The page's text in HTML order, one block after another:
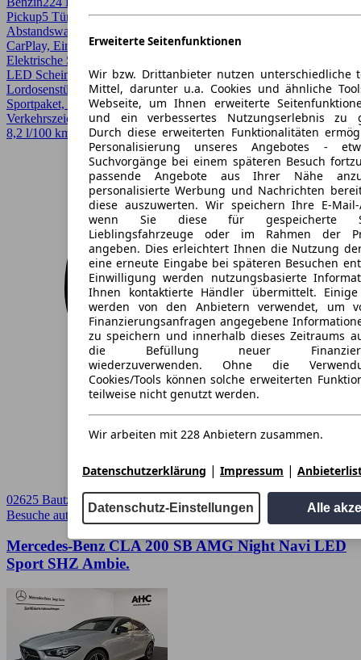
Erweiterte Seitenfunktionen
Wir bzw. Drittanbieter nutzen unterschiedliche
Mittel, darunter u.a. Cookies und ähnliche
Webseite, um Ihnen erweiterte
und ein verbessertes Nutzungserlebnis zu
Durch diese erweiterten Funktionalitäten
Personalisierung unseres Angebotes -
Suchvorgänge bei einem späteren Besuch
passende Angebote aus Ihrer Nähe
personalisierte Werbung und Nachrichten
diese auszuwerten. Wir speichern Ihre E-Mail-
wenn Sie diese für gespeicherte
Lieblingsfahrzeuge oder im Rahmen der
angeben. Dies erleichtert Ihnen die Nutzung
eine erneute Eingabe bei späteren Besuchen
Einwilligung werden nutzungsbasierte
Ihnen kontaktierte Händler übermittelt. Einige
werden von den Anbietern verwendet, um
Finanzierungsanfragen angegebene
zu speichern und innerhalb dieses Zeitraums
die Befüllung neuer
wiederzuverwenden. Ohne die
Cookies/Tools können solche erweiterten
teilweise nicht genutzt werden.
Wir arbeiten mit 228 Anbietern zusammen.
Datenschutzerklärung | Impressum |
Datenschutz-Einstellungen Alle
Pickup5 Türen
Abstandswarner, AHK, Allrad, Android Auto, Apple CarPlay,
CarPlay, Einparkhilfe, Einparkhilfe selbstlenkendes System,
Elektrische Sitze, Fernlichtassistent, Garantie, HU/AU neu, LED,
LED Scheinwerfer, LED-Scheinwerfer, Lichtsensor,
Lordosenstütze, Regensensor, Scheckheftgepflegt, Sitzheizung,
Sportpaket, Sportsitze, Spurhalteassistent, Totwinkel-Assistent,
Verkehrszeichenerkennung, Voll-LED Scheinwerfer
8,2 l/100 km (komb.)* · CO2-Klasse G
02625 Bautzen
Besuche autoscout24.de➚
Mercedes-Benz CLA 200 SB AMG Night Navi LED
Sport SHZ Ambie.